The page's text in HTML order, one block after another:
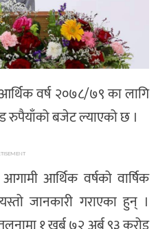
वर्ष २०७८/७९ का लागि
रुपैयाँको बजेट ल्याएको छ ।
आर्थिक वर्षको वार्षिक
जानकारी गराएका हुन् ।